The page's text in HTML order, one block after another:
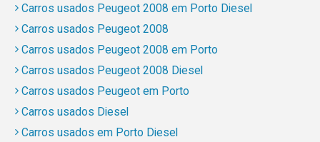
Carros usados Peugeot 2008 em Porto Diesel
Carros usados Peugeot 2008
Carros usados Peugeot 2008 em Porto
Carros usados Peugeot 2008 Diesel
Carros usados Peugeot em Porto
Carros usados Diesel
Carros usados em Porto Diesel